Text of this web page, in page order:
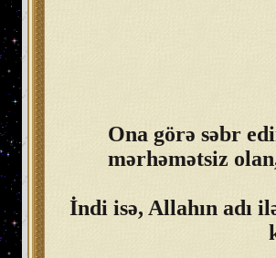
Ona görə səbr
mərhəmətsiz
İndi isə, Allahın adı